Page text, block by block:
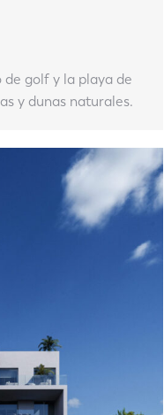
golf y la playa de
y dunas naturales.